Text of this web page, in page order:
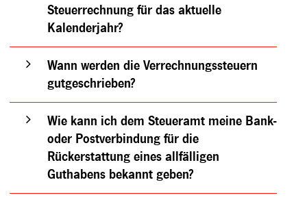
Steuerrechnung für das aktuelle
Kalenderjahr?
Wann werden die Verrechnungssteuern
gutgeschrieben?
Wie kann ich dem Steueramt meine Bank-
oder Postverbindung für die
Rückerstattung eines allfälligen
Guthabens bekannt geben?